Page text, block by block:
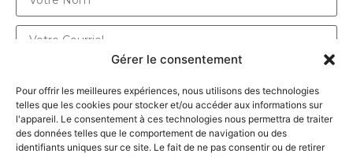
Gérer le consentement
Pour offrir les meilleures expériences, nous utilisons des technologies
telles que les cookies pour stocker et/ou accéder aux informations sur
l'appareil. Le consentement à ces technologies nous permettra de traiter
des données telles que le comportement de navigation ou des
identifiants uniques sur ce site. Le fait de ne pas consentir ou de retirer